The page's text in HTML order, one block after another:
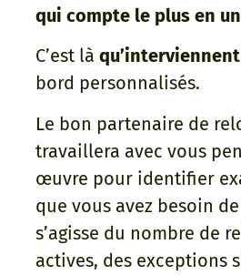
qui compte le plus en
C’est là
bord personnalisés.
Le bon partenaire de
travaillera avec vous
œuvre pour identifier
que vous avez besoin
s’agisse du nombre de
actives, des exceptions